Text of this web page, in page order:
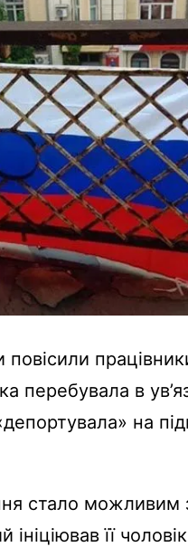
повісили
перебувала в
на
стало можливим
її